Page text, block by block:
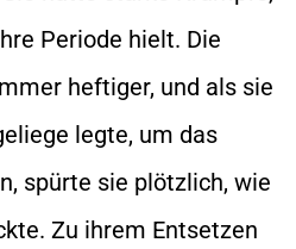
Periode hielt. Die
heftiger, und als sie
legte, um das
spürte sie plötzlich, wie
Zu ihrem Entsetzen